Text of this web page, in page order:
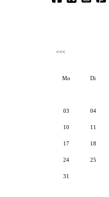
<<<
Mo Di
03 04
10 11
17 18
24 25
31